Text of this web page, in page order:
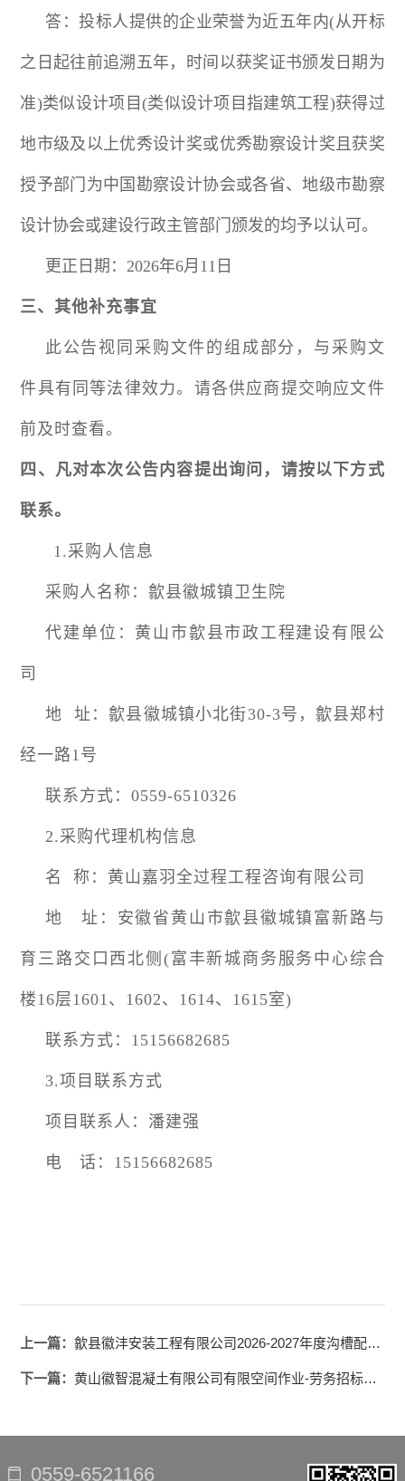
答：投标人提供的企业荣誉为近五年内(从开标
之日起往前追溯五年，时间以获奖证书颁发日期为
准)类似设计项目(类似设计项目指建筑工程)获得过
地市级及以上优秀设计奖或优秀勘察设计奖且获奖
授予部门为中国勘察设计协会或各省、地级市勘察
设计协会或建设行政主管部门颁发的均予以认可。
更正日期：2026年6月11日
三、其他补充事宜
此公告视同采购文件的组成部分，与采购文
件具有同等法律效力。请各供应商提交响应文件
前及时查看。
四、凡对本次公告内容提出询问，请按以下方式
联系。
1.采购人信息
采购人名称：歙县徽城镇卫生院
代建单位：黄山市歙县市政工程建设有限公
司
地 址：歙县徽城镇小北街30-3号，歙县郑村
经一路1号
联系方式：0559-6510326
2.采购代理机构信息
名 称：黄山嘉羽全过程工程咨询有限公司
地 址：安徽省黄山市歙县徽城镇富新路与
育三路交口西北侧(富丰新城商务服务中心综合
楼16层1601、1602、1614、1615室)
联系方式：15156682685
3.项目联系方式
项目联系人：潘建强
电 话：15156682685
上一篇：歙县徽沣安装工程有限公司2026-2027年度沟槽配件采购项目竞争性磋商公告
下一篇：黄山徽智混凝土有限公司有限空间作业-劳务招标公告
0559-6521166